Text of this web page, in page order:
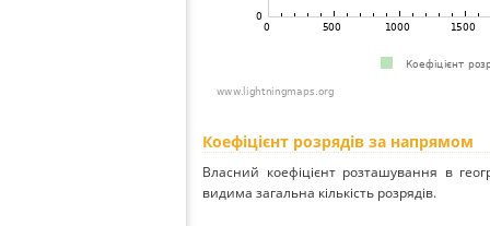
Коефіцієнт розрядів за напрямом
Власний коефіцієнт розташування в
видима загальна кількість розрядів.